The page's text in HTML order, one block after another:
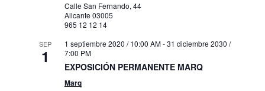
Calle San Fernando, 44
Alicante 03005
965 12 12 14
SEP
1
1 septiembre 2020 / 10:00 AM-31 diciembre 2030 /
7:00 PM
EXPOSICIÓN PERMANENTE MARQ
Marq